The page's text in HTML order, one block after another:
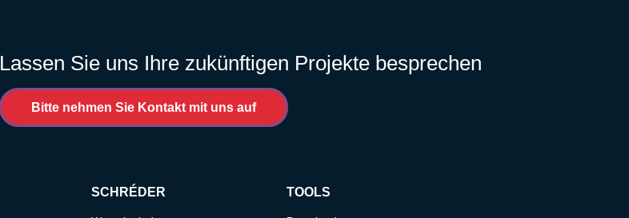
Lassen Sie uns Ihre zukünftigen Projekte besprechen
Bitte nehmen Sie Kontakt mit uns auf
SCHRÉDER TOOLS